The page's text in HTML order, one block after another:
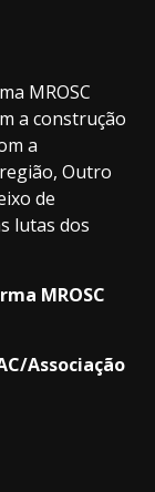
MROSC
a construção
a
Outro
de
lutas dos
MROSC
Associação